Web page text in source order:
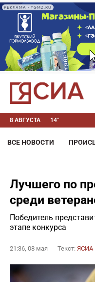
РЕКЛАМА • YGMZ.RU
8 АВГУСТА 14°
ВСЕ НОВОСТИ
Лучшего по
среди
Победитель
этапе конкурса
21:36, 08 мая Текст: ЯСИА